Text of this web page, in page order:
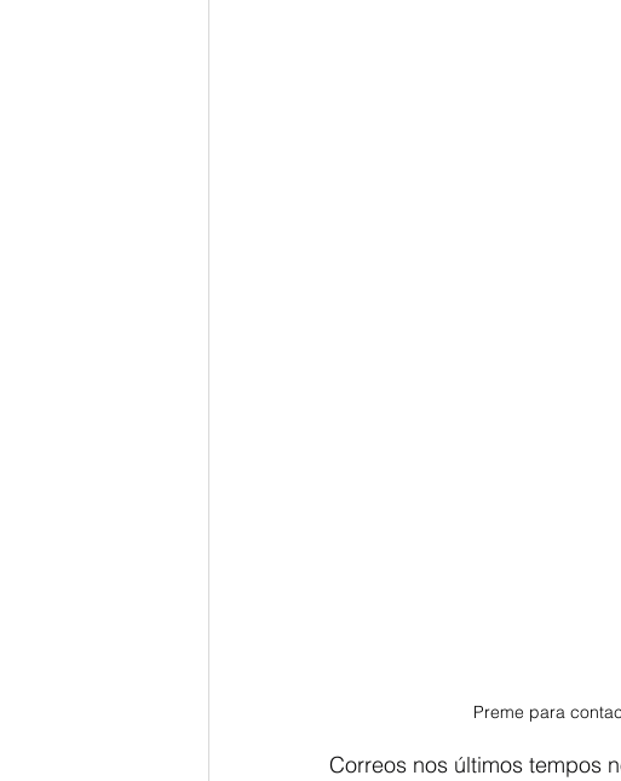
Preme para
Correos nos últimos tempos